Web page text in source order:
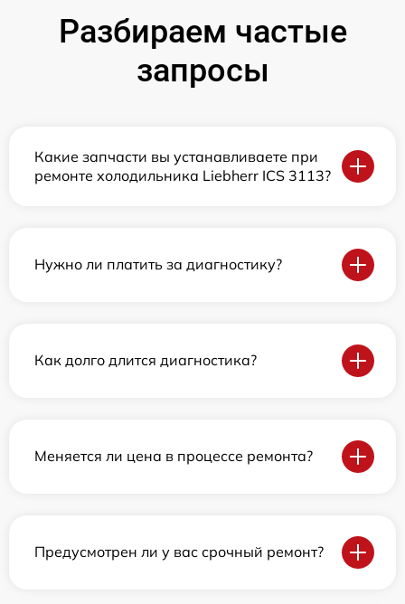
Разбираем частые
запросы
Какие запчасти вы устанавливаете при
ремонте холодильника Liebherr ICS 3113?
Нужно ли платить за диагностику?
Как долго длится диагностика?
Меняется ли цена в процессе ремонта?
Предусмотрен ли у вас срочный ремонт?